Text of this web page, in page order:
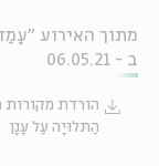
מתוך האירוע
ב - 06.05.21
הורדת מקורות
הַתּלוּיָה עַל עָנָן